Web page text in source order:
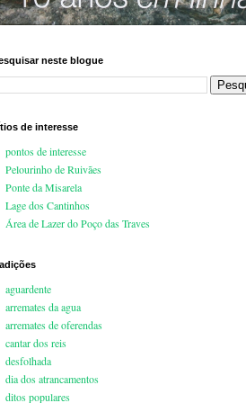
neste blogue
de interesse
pontos de interesse
Pelourinho de Ruivães
Ponte da Misarela
Lage dos Cantinhos
Área de Lazer do Poço das Traves
aguardente
arremates da agua
arremates de oferendas
cantar dos reis
desfolhada
dia dos atrancamentos
ditos populares